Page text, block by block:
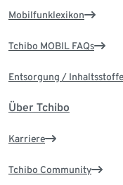
Mobilfunklexikon
Tchibo MOBIL FAQs
Entsorgung / Inhaltsstoffe
Über Tchibo
Karriere
Tchibo Community